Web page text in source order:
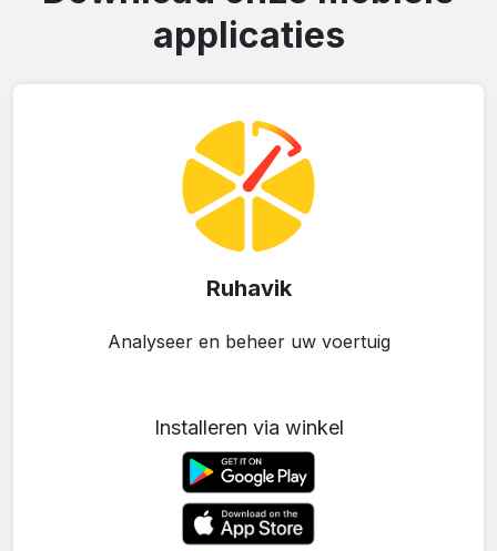
applicaties
Ruhavik
Analyseer en beheer uw voertuig
Installeren via winkel